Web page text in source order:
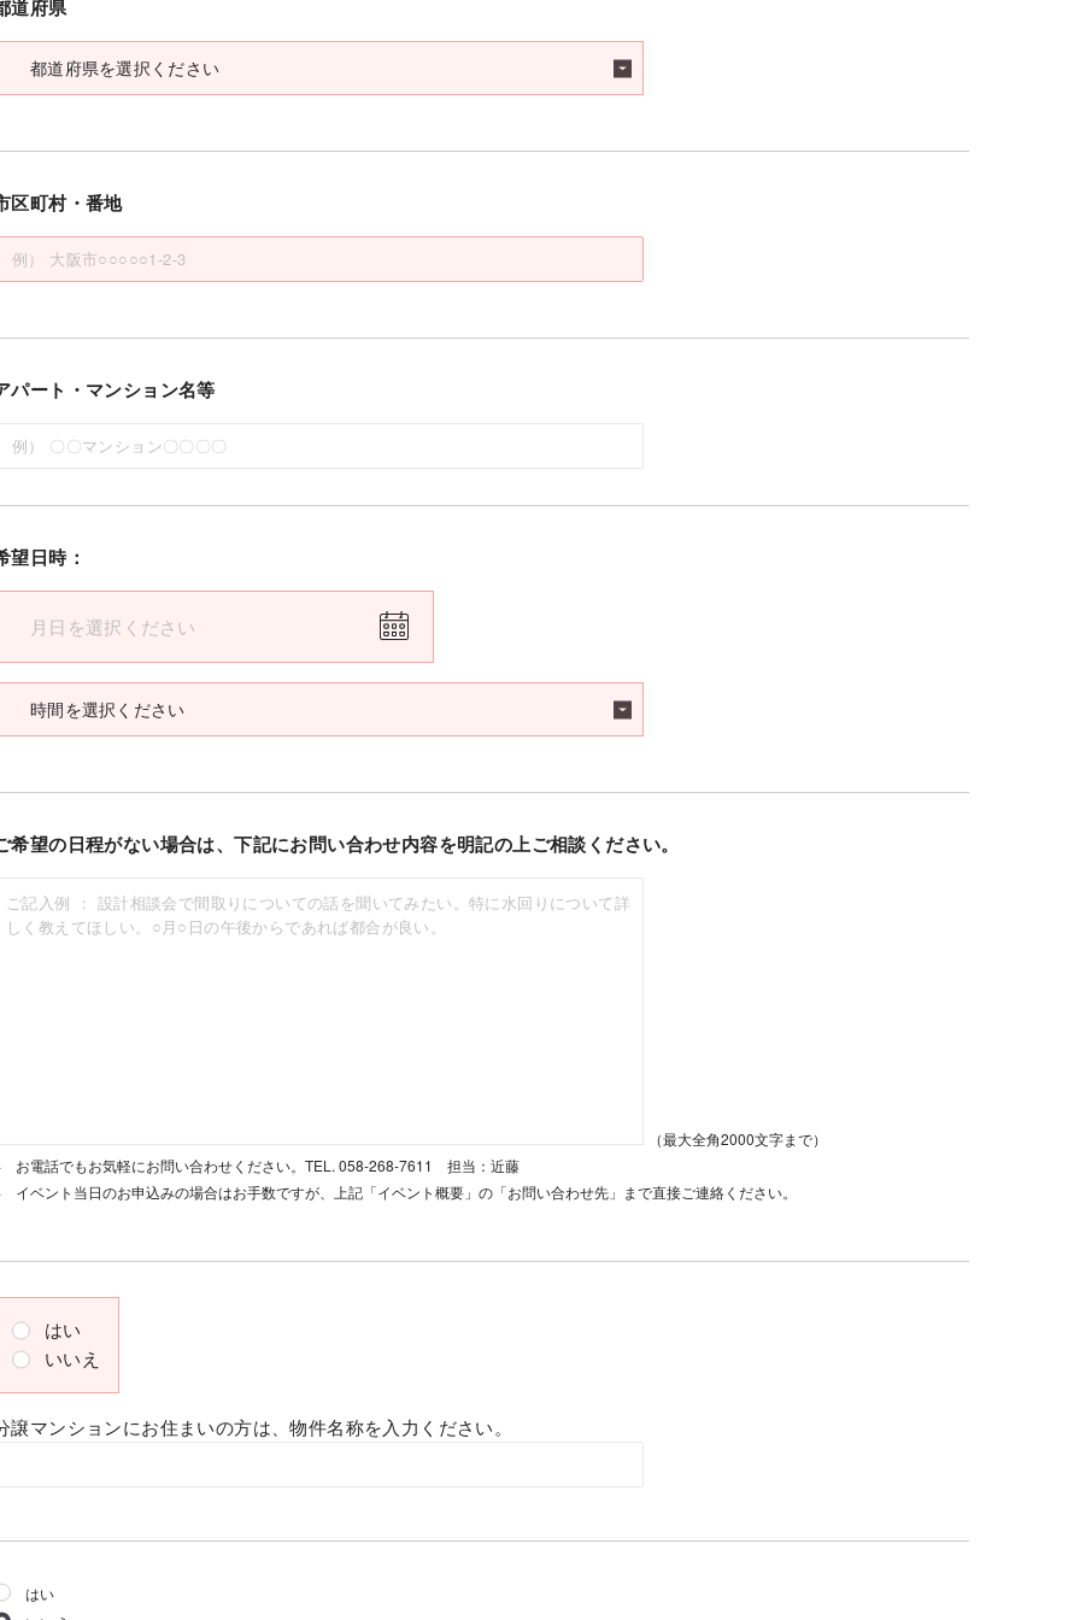
道府県
区町村・番地
パート・マンション名等
望日時：
希望の日程がない場合は、下記にお問い合わせ内容を明記の上ご相談ください。
（最大全角2000文字まで）
お電話でもお気軽にお問い合わせください。TEL. 058-268-7611 担当：近藤
イベント当日のお申込みの場合はお手数ですが、上記「イベント概要」の「お問い合わせ先」まで直接ご連絡ください。
はい
いいえ
譲マンションにお住まいの方は、物件名称を入力ください。
はい